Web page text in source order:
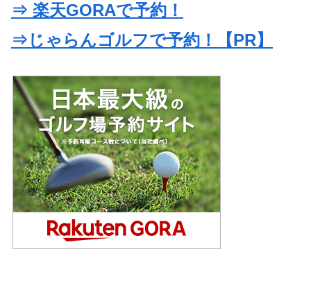
⇒ 楽天GORAで予約！
⇒じゃらんゴルフで予約！【PR】